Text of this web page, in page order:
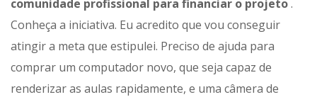
comunidade profissional para financiar o projeto.
Conheça a iniciativa. Eu acredito que vou conseguir
atingir a meta que estipulei. Preciso de ajuda para
comprar um computador novo, que seja capaz de
renderizar as aulas rapidamente, e uma câmera de